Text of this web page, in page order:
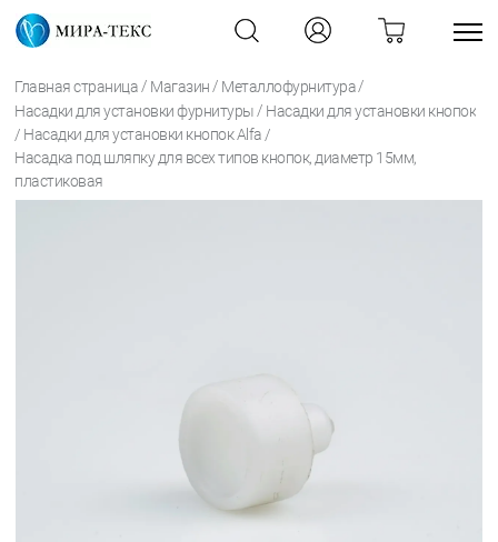
Главная страница / Магазин / Металлофурнитура /
Насадки для установки фурнитуры / Насадки для установки кнопок
/ Насадки для установки кнопок Alfa /
Насадка под шляпку для всех типов кнопок, диаметр 15мм,
пластиковая